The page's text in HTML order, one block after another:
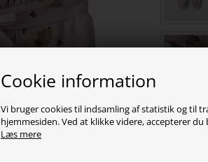
Cookie information
Vi bruger cookies til indsamling af statistik og til
hjemmesiden. Ved at klikke videre, accepterer du
Læs mere